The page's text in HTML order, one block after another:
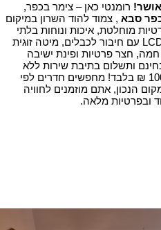
רומנטי כאן – צימר בכפר,
סבא , צמוד להוד השרון במיקום
מוחלטת, איכות ונוחות בלתי
מסך LCD עם חיבור לכבלים, מיטה זוגית
חצר פרטיות ופינת ישיבה
ותשלום בתיבת שירות ללא
מפגש! מחיר לשעה הראשונה – 100 ₪ בלבד! מחפשים חדרים לפי
הנכון, אתם מוזמנים לחוויה
ובפרטיות מלאה.